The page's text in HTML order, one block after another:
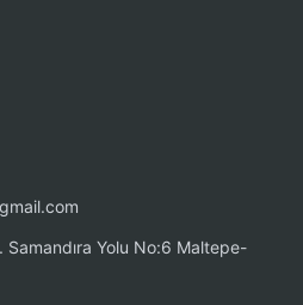
Yolu No:6 Maltepe-